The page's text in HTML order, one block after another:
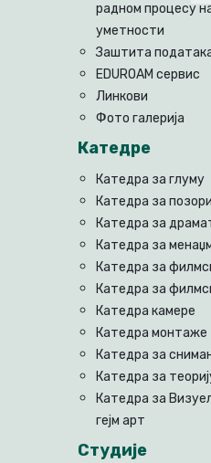
радном процесу
уметности
Заштита
EDUROAM сервис
Линкови
Фото галерија
Катедре
Катедра за глуму
Катедра за
Катедра за
Катедра за
Катедра за
Катедра за
Катедра камере
Катедра монтаже
Катедра за
Катедра за
Катедра за
гејм арт
Студије